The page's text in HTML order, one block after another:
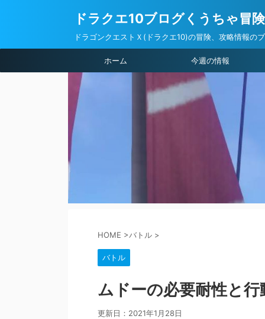
ドラクエ10ブログくうちゃ冒
ドラゴンクエストＸ(ドラクエ10)の冒険、攻略情報の
ホーム 今週の情報
HOME >バトル >
バトル
ムドーの必要耐性と
更新日： 2021年1月28日